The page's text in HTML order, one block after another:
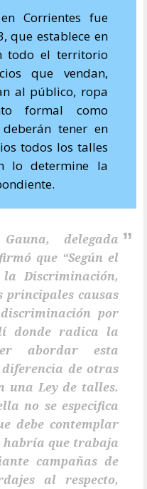
Corrientes fue
que establece en
todo el territorio
que vendan,
al público, ropa
formal como
tener en
todos los talles
lo determine la
delegada
que “Según el
Discriminación,
principales causas
por
donde radica la
abordar esta
de otras
una Ley de talles.
no se especifica
debe contemplar
habría que trabaja
campañas de
al respecto,